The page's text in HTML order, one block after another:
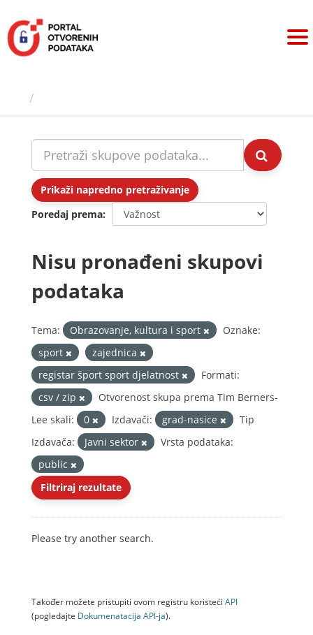
sadržaj
Prikaži napredno pretraživanje
Poredaj prema
Nisu pronađeni skupovi
podataka
Tema: Obrazovanje, kultura i sport
Oznake:
sport
zajednica
registar šport sport djelatnost
Formati:
csv / zip
Otvorenost skupa prema Tim Berners-
Lee skali:
0 Izdavači: grad-nasice
Tip
Izdavača:
Javni sektor
Vrsta podataka:
public
Filtriraj rezultate
Please try another search.
Također možete pristupiti ovom registru koristeći API
(pogledajte Dokumenаtаcijа API-jа).